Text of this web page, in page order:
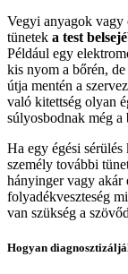
Vegyi anyagok vagy
tünetek a test
Például egy
kis nyom a bőrén, de
útja mentén a
való kitettség olyan
súlyosbodnak még a
Ha egy égési
személy további
hányinger vagy akár
folyadékveszteség
van szükség a
Hogyan